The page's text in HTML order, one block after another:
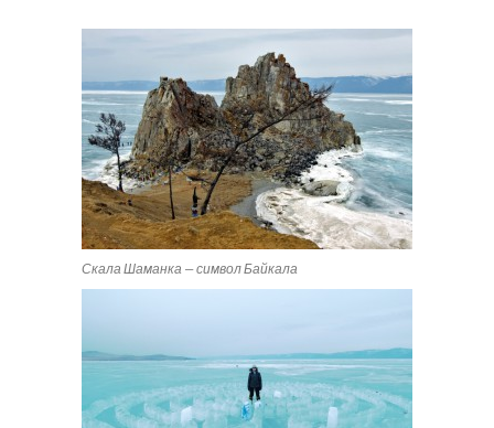
Скала Шаманка — символ Байкала